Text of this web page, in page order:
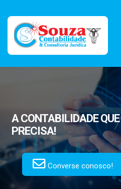
A CONTABILIDADE
PRECISA!
Converse conosco!